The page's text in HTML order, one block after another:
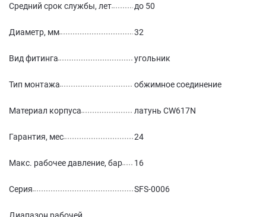
Средний срок службы, лет до 50
Диаметр, мм 32
Вид фитинга угольник
Тип монтажа обжимное соединение
Материал корпуса латунь CW617N
Гарантия, мес 24
Макс. рабочее давление, бар 16
Серия SFS-0006